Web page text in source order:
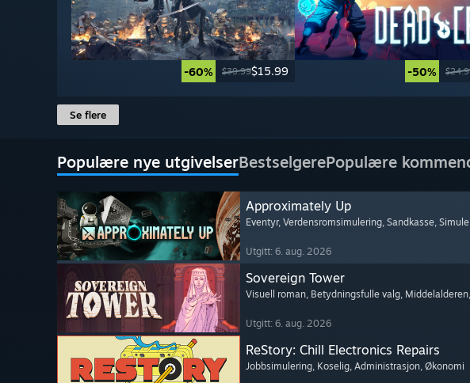
-60% $39.99$15.99 -50%
Se flere
Populære nye utgivelserBestselgerePopulære
Approximately Up
Eventyr, Verdensromsimulering, Sandkasse,
Utgitt: 6. aug. 2026
Sovereign Tower
Visuell roman, Betydningsfulle valg, Middelalderen
Utgitt: 6. aug. 2026
ReStory: Chill Electronics Repairs
Jobbsimulering, Koselig, Administrasjon, Økonomi